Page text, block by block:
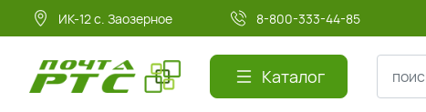
ИК-12 с. Заозерное 8-800-333-44-85
Каталог